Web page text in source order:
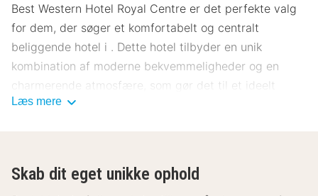
Best Western Hotel Royal Centre er det perfekte valg
for dem, der søger et komfortabelt og centralt
beliggende hotel i . Dette hotel tilbyder en unik
kombination af moderne bekvemmeligheder og en
charmerende atmosfære, som gør det til et ideelt
opholdssted for både forretningsrejsende og turister.
Hotellet ligger i hjertet af byen, kun en kort gåtur fra
Læs mere
Skab dit eget unikke ophold